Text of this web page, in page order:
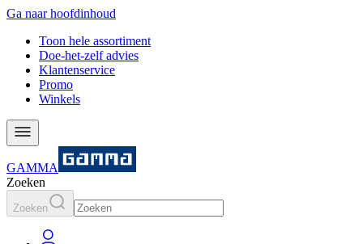
Ga naar hoofdinhoud
Toon hele assortiment
Doe-het-zelf advies
Klantenservice
Promo
Winkels
GAMMA
Zoeken
Zoeken